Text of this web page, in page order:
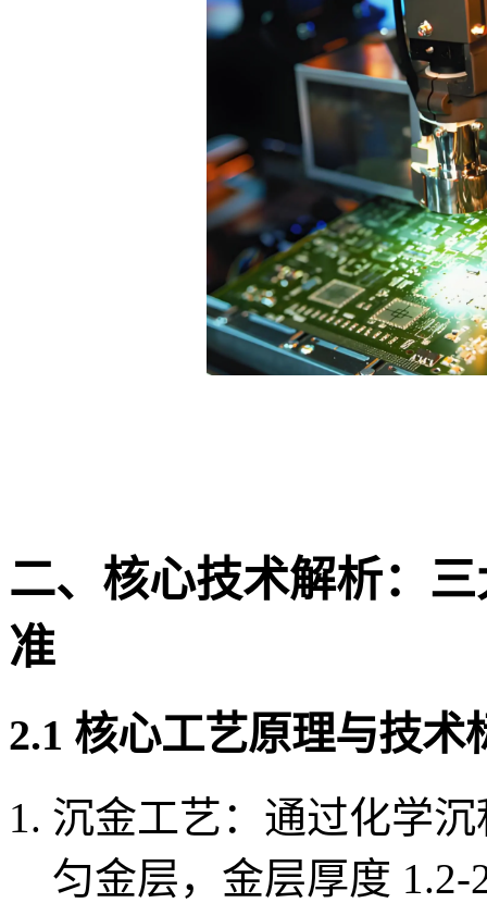
二、核心技术解析：
准
2.1 核心工艺原理与技术
沉金工艺：通过化学
匀金层，金层厚度